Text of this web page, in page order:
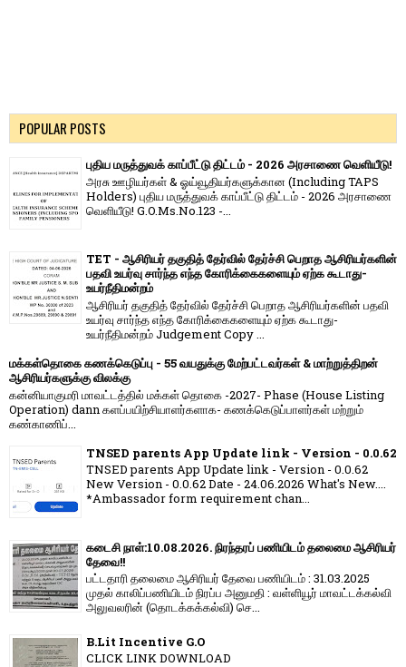
POPULAR POSTS
புதிய மருத்துவக் காப்பீட்டு திட்டம் - 2026 அரசாணை வெளியீடு!
அரசு ஊழியர்கள் & ஓய்வூதியர்களுக்கான (Including TAPS
Holders) புதிய மருத்துவக் காப்பீட்டு திட்டம் - 2026 அரசாணை
வெளியீடு! G.O.Ms.No.123 -...
TET - ஆசிரியர் தகுதித் தேர்வில் தேர்ச்சி பெறாத ஆசிரியர்களின்
பதவி உயர்வு சார்ந்த எந்த கோரிக்கைகளையும் ஏற்க கூடாது-
உயர்நீதிமன்றம்
ஆசிரியர் தகுதித் தேர்வில் தேர்ச்சி பெறாத ஆசிரியர்களின் பதவி
உயர்வு சார்ந்த எந்த கோரிக்கைகளையும் ஏற்க கூடாது-
உயர்நீதிமன்றம் Judgement Copy ...
மக்கள்தொகை கணக்கெடுப்பு - 55 வயதுக்கு மேற்பட்டவர்கள் & மாற்றுத்திறன்
ஆசிரியர்களுக்கு விலக்கு
கன்னியாகுமரி மாவட்டத்தில் மக்கள் தொகை -2027- Phase (House Listing
Operation) dann களப்பயிற்சியாளர்களாக- கணக்கெடுப்பாளர்கள் மற்றும்
கண்காணிப்...
TNSED parents App Update link - Version - 0.0.62
TNSED parents App Update link - Version - 0.0.62
New Version - 0.0.62 Date - 24.06.2026 What's New....
*Ambassador form requirement chan...
கடைசி நாள்:10.08.2026. நிரந்தரப் பணியிடம் தலைமை ஆசிரியர்
தேவை!!
பட்டதாரி தலைமை ஆசிரியர் தேவை பணியிடம் : 31.03.2025
முதல் காலிப்பணியிடம் நிரப்ப அனுமதி : வள்ளியூர் மாவட்டக்கல்வி
அலுவலரின் (தொடக்கக்கல்வி) செ...
B.Lit Incentive G.O
CLICK LINK DOWNLOAD